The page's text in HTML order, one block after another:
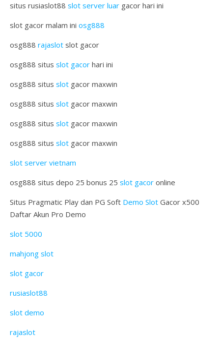
situs rusiaslot88 slot server luar gacor hari ini
slot gacor malam ini osg888
osg888 rajaslot slot gacor
osg888 situs slot gacor hari ini
osg888 situs slot gacor maxwin
osg888 situs slot gacor maxwin
osg888 situs slot gacor maxwin
osg888 situs slot gacor maxwin
slot server vietnam
osg888 situs depo 25 bonus 25 slot gacor online
Situs Pragmatic Play dan PG Soft Demo Slot Gacor x500
Daftar Akun Pro Demo
slot 5000
mahjong slot
slot gacor
rusiaslot88
slot demo
rajaslot